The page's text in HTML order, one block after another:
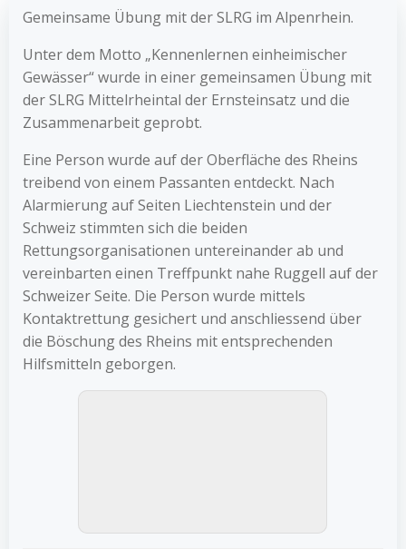
Gemeinsame Übung mit der SLRG im Alpenrhein.
Unter dem Motto „Kennenlernen einheimischer
Gewässer“ wurde in einer gemeinsamen Übung mit
der SLRG Mittelrheintal der Ernsteinsatz und die
Zusammenarbeit geprobt.
Eine Person wurde auf der Oberfläche des Rheins
treibend von einem Passanten entdeckt. Nach
Alarmierung auf Seiten Liechtenstein und der
Schweiz stimmten sich die beiden
Rettungsorganisationen untereinander ab und
vereinbarten einen Treffpunkt nahe Ruggell auf der
Schweizer Seite. Die Person wurde mittels
Kontaktrettung gesichert und anschliessend über
die Böschung des Rheins mit entsprechenden
Hilfsmitteln geborgen.